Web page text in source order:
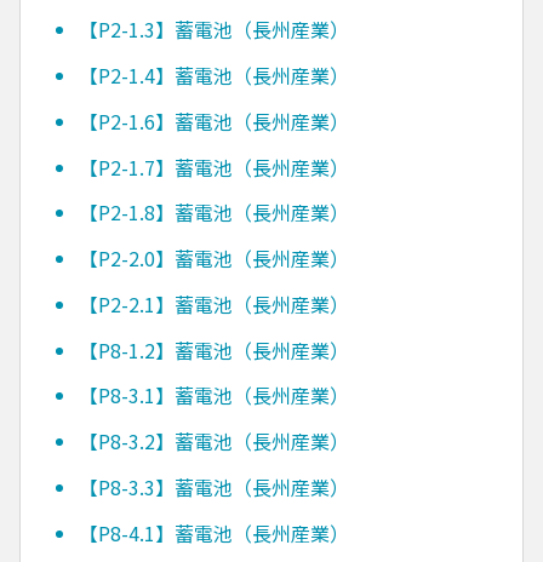
【P2-1.3】蓄電池（長州産業）
【P2-1.4】蓄電池（長州産業）
【P2-1.6】蓄電池（長州産業）
【P2-1.7】蓄電池（長州産業）
【P2-1.8】蓄電池（長州産業）
【P2-2.0】蓄電池（長州産業）
【P2-2.1】蓄電池（長州産業）
【P8-1.2】蓄電池（長州産業）
【P8-3.1】蓄電池（長州産業）
【P8-3.2】蓄電池（長州産業）
【P8-3.3】蓄電池（長州産業）
【P8-4.1】蓄電池（長州産業）